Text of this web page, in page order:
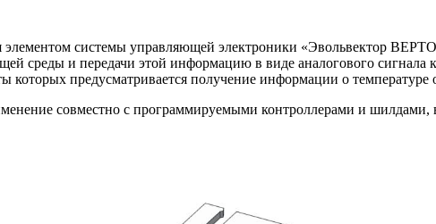
системы управляющей электроники «Эвольвектор
среды и передачи этой информацию в виде аналогового
которых предусматривается получение информации о
совместно с программируемыми контроллерами и